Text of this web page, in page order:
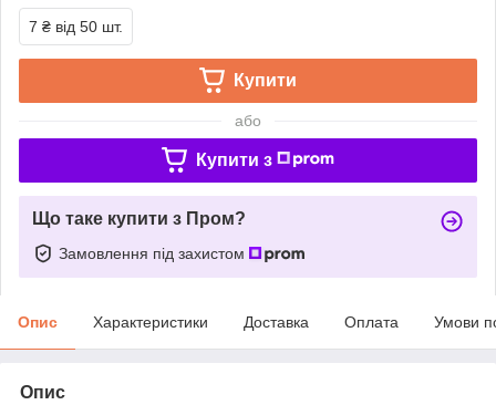
7 ₴ від 50 шт.
Купити
або
Купити з
Що таке купити з Пром?
Замовлення під захистом
Опис Характеристики Доставка Оплата Умови
Опис